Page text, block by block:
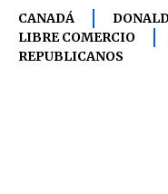
CANADÁ
LIBRE COMERCIO
REPUBLICANOS